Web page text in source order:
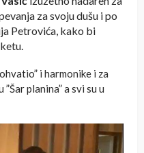
za svoju dušu i po
Petrovića, kako bi
i harmonike i za
planina” a svi su u